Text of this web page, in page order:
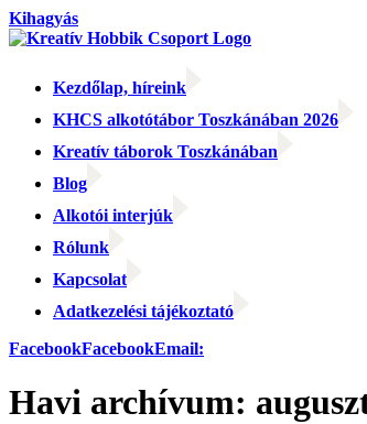
Kihagyás
Kezdőlap, híreink
KHCS alkotótábor Toszkánában 2026
Kreatív táborok Toszkánában
Blog
Alkotói interjúk
Rólunk
Kapcsolat
Adatkezelési tájékoztató
FacebookFacebookEmail:
Havi archívum: